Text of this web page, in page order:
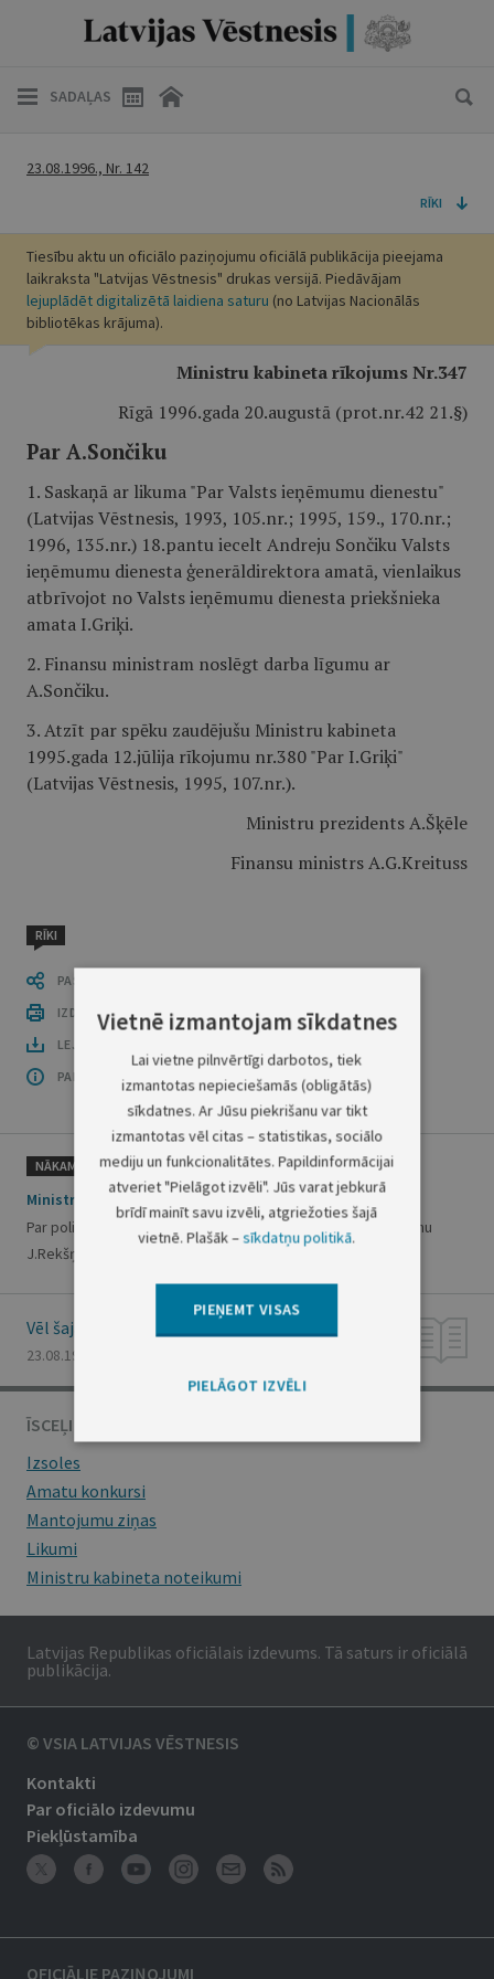
SADAĻAS
23.08.1996., Nr. 142
RĪKI
Tiesību aktu un oficiālo paziņojumu oficiālā publikācija pieejama
laikraksta "Latvijas Vēstnesis" drukas versijā. Piedāvājam
lejuplādēt digitalizētā laidiena saturu (no Latvijas Nacionālās
bibliotēkas krājuma).
Ministru kabineta rīkojums Nr.347
Rīgā 1996.gada 20.augustā (prot.nr.42 21.§)
Par A.Sončiku
1. Saskaņā ar likuma "Par Valsts ieņēmumu dienestu"
(Latvijas Vēstnesis, 1993, 105.nr.; 1995, 159., 170.nr.;
1996, 135.nr.) 18.pantu iecelt Andreju Sončiku Valsts
ieņēmumu dienesta ģenerāldirektora amatā, vienlaikus
atbrīvojot no Valsts ieņēmumu dienesta priekšnieka
amata I.Griķi.
2. Finansu ministram noslēgt darba līgumu ar
A.Sončiku.
3. Atzīt par spēku zaudējušu Ministru kabineta
1995.gada 12.jūlija rīkojumu nr.380 "Par I.Griķi"
(Latvijas Vēstnesis, 1995, 107.nr.).
Ministru prezidents A.Šķēle
Finansu ministrs A.G.Kreituss
RĪKI
PASTĀSTI CITIEM
IZDRUKĀT PUBLIKĀCIJU
LEJUPLĀDĒT LAIDIENU (PDF)
PAR OFICIĀLO IZDEVUMU
NĀKAMAIS
Ministru kabineta rīkojums Nr.348
Par policijas pulkveža speciālās dienesta pakāpes piešķiršanu
J.Rekšņam
Vēl šajā numurā
23.08.1996., Nr. 142
ĪSCEĻI
Izsoles
Amatu konkursi
Mantojumu ziņas
Likumi
Ministru kabineta noteikumi
Latvijas Republikas oficiālais izdevums. Tā saturs ir oficiālā
publikācija.
© VSIA LATVIJAS VĒSTNESIS
Kontakti
Par oficiālo izdevumu
Piekļūstamība
OFICIĀLIE PAZIŅOJUMI
Vietnē izmantojam sīkdatnes
Lai vietne pilnvērtīgi darbotos, tiek
izmantotas nepieciešamās (obligātās)
sīkdatnes. Ar Jūsu piekrišanu var tikt
izmantotas vēl citas – statistikas, sociālo
mediju un funkcionalitātes. Papildinformācijai
atveriet "Pielāgot izvēli". Jūs varat jebkurā
brīdī mainīt savu izvēli, atgriežoties šajā
vietnē. Plašāk –sīkdatņu politikā.
PIEŅEMT VISAS
PIELĀGOT IZVĒLI